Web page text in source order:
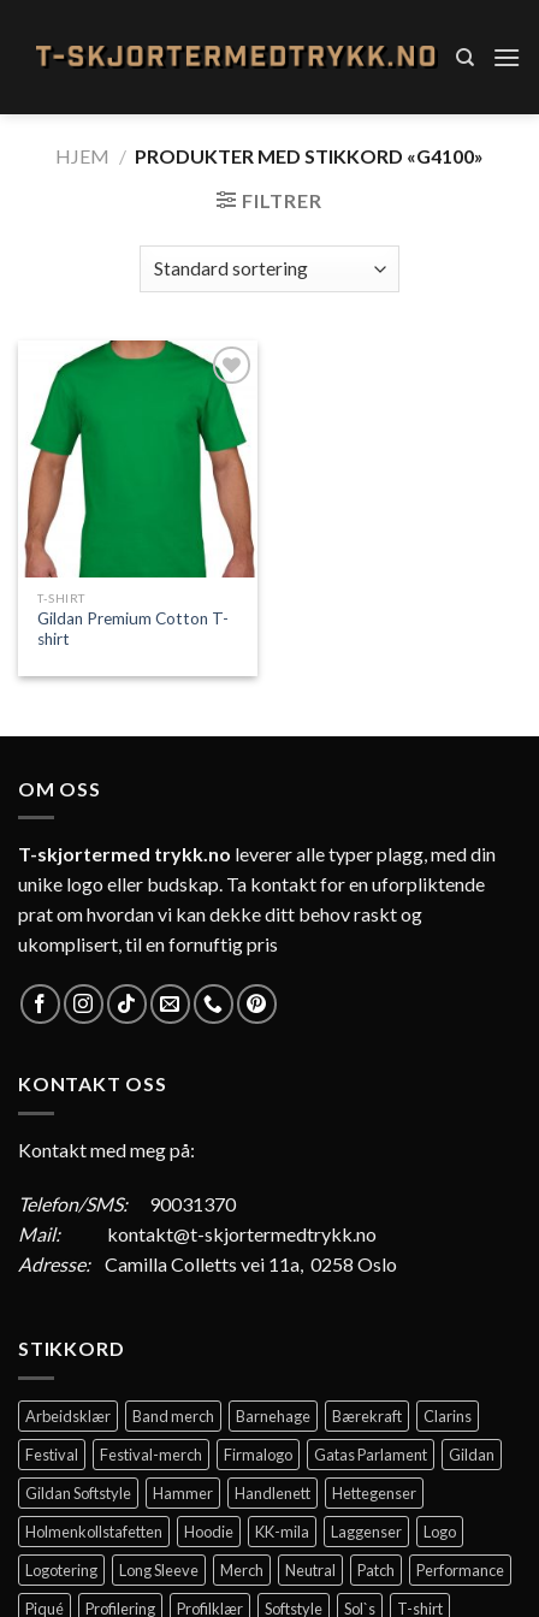
content
HJEM / PRODUKTER MED STIKKORD «G4100»
FILTRER
Add to
Wishlist
T-SHIRT
Gildan Premium Cotton T-
shirt
OM OSS
T-skjortermed trykk.no leverer alle typer plagg, med din
unike logo eller budskap. Ta kontakt for en uforpliktende
prat om hvordan vi kan dekke ditt behov raskt og
ukomplisert, til en fornuftig pris
KONTAKT OSS
Kontakt med meg på:
Telefon/SMS:
90031370
Mail:
kontakt@t-skjortermedtrykk.no
Adresse: Camilla Colletts vei 11a, 0258 Oslo
STIKKORD
Arbeidsklær Band merch Barnehage Bærekraft
Clarins
Festival
Festival-merch Firmalogo Gatas Parlament
Gildan
Gildan Softstyle
Hammer Handlenett
Hettegenser
Holmenkollstafetten
Hoodie KK-mila Laggenser
Logo
Logotering
Long Sleeve Merch Neutral Patch
Performance
Piqué
Profilering Profilklær Softstyle Sol`s T-shirt